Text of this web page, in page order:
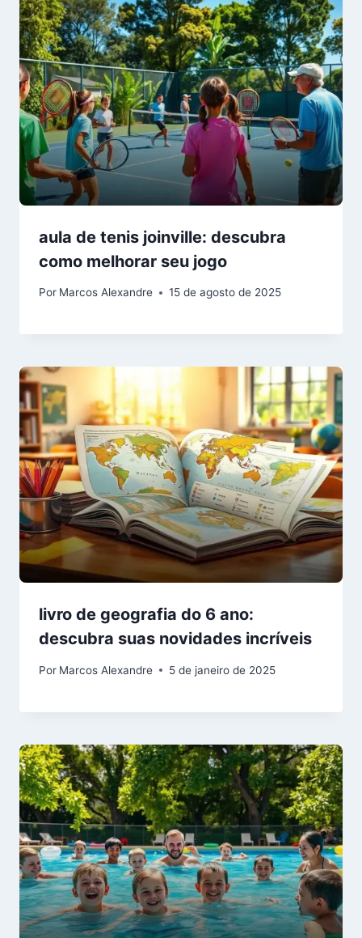
aula de tenis joinville: descubra
como melhorar seu jogo
Por Marcos Alexandre 15 de agosto de 2025
livro de geografia do 6 ano:
descubra suas novidades incríveis
Por Marcos Alexandre 5 de janeiro de 2025